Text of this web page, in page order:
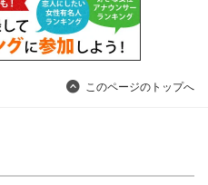
このページのトップへ